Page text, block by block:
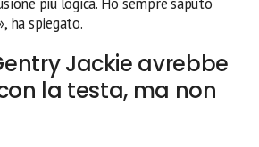
ha spiegato.
Jackie avrebbe
la testa, ma non